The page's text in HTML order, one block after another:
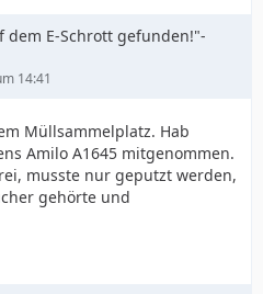
dem E-Schrott gefunden!"-
14:41
Müllsammelplatz. Hab
Amilo A1645 mitgenommen.
musste nur geputzt werden,
gehörte und